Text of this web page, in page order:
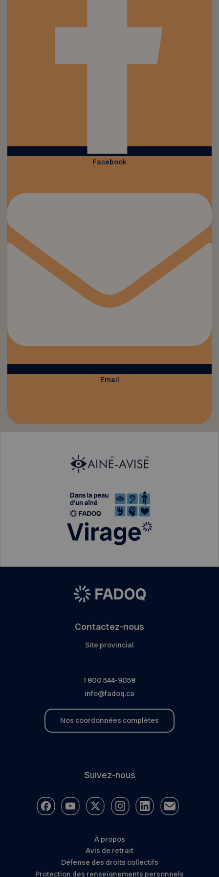
Facebook
Email
Contactez-nous
Site provincial
1 800 544-9058
info@fadoq.ca
Nos coordonnées complètes
Suivez-nous
À propos
Avis de retrait
Défense des droits collectifs
Protection des renseignements personnels